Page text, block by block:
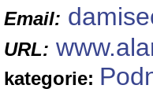
Email:
URL:
kategorie: